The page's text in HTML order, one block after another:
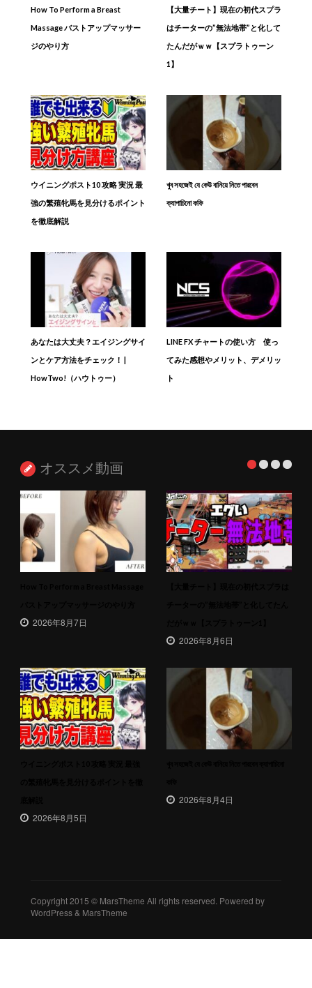
How To Perform a Breast
Massage バストアップマッサー
ジのやり方
【大量チート】現在の初代スプラ
はチーターの”無法地帯”と化して
たんだがｗｗ【スプラトゥーン
1】
ウイニングポスト10 攻略 実況 最
強の繁殖牝馬を見分けるポイント
を徹底解説
খুব সহজেই যে কেউ বানিয়ে নিতে পারবেন
ক্যাপাচিনো কফি
あなたは大丈夫？エイジングサイ
ンとケア方法をチェック！ |
HowTwo!（ハウトゥー）
LINE FX チャートの使い方 使っ
てみた感想やメリット、デメリッ
ト
オススメ動画
2026年8月7日
2026年8月6日
2026年8月5日
2026年8月4日
Copyright 2015 © MarsTheme All rights reserved. Powered by
WordPress & MarsTheme